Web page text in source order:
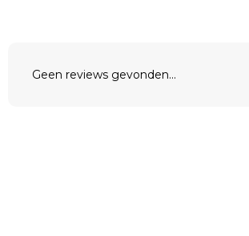
Geen reviews gevonden...